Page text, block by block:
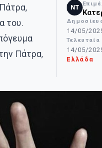
του.
Πάτρα,
NT
14/05/
14/05/
Ελλάδα